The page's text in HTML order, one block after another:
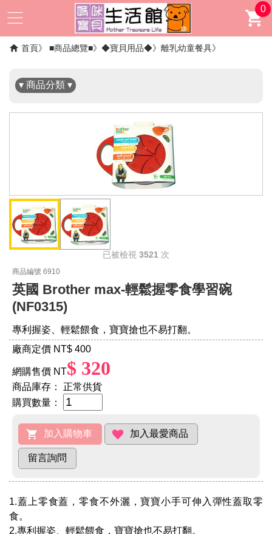
0
首頁 ■商品總覽■ ◆寶貝用品◆ 離乳幼童餐具
▾ 商品分類 ▾
✖
已被檢視 3521 次
商品編號 6910
英國 Brother max-輕鬆握零食學習碗
(NF0315)
專利握姿、輕鬆餵食，寶寶搶也不易打翻。
廠商定價 NT$ 400
網購售價 NT$ 320
商品庫存：
正常供貨
購買數量：
1.蓋上零食蓋，零食不外灑，寶寶小手可伸入彈性蓋取零
食。
2.專利握姿、輕鬆餵食，寶寶搶也不易打翻。